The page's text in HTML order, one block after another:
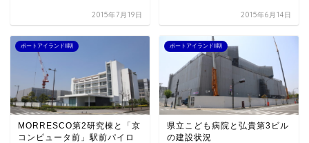
2015年7月19日 2015年6月14日
ポートアイランドII期
MORRESCO第2研究棟と「京
コンピュータ前」駅前パイロ
ポートアイランドII期
県立こども病院と弘貴第3ビル
の建設状況